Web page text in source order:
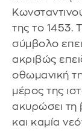
της το 1453.
σύμβολο
ακριβώς
οθωμανική
μέρος της
ακυρώσει τη
και καμία